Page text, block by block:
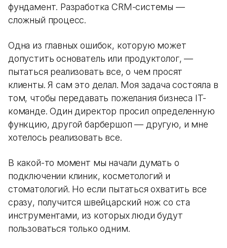
фундамент. Разработка CRM-системы —
сложный процесс.
Одна из главных ошибок, которую может
допустить основатель или продуктолог, —
пытаться реализовать все, о чем просят
клиенты. Я сам это делал. Моя задача состояла в
том, чтобы передавать пожелания бизнеса IT-
команде. Один директор просил определенную
функцию, другой барбершоп — другую, и мне
хотелось реализовать все.
В какой-то момент мы начали думать о
подключении клиник, косметологий и
стоматологий. Но если пытаться охватить все
сразу, получится швейцарский нож со ста
инструментами, из которых люди будут
пользоваться только одним.